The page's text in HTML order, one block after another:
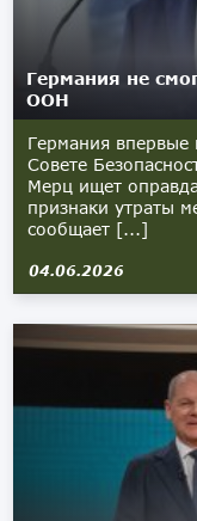
Германия не
ООН
Германия впервые
Совете
Мерц ищет
признаки утраты
сообщает [...]
04.06.2026